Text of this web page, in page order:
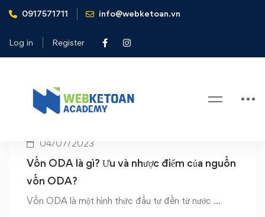
0917571711 info@webketoan.vn
Log in Register
Home vốn oda
Tag: vốn oda
04/07/2023
Vốn ODA là gì? Ưu và nhược điểm của nguồn
vốn ODA?
Vốn ODA là một hình thức đầu tư đến từ nước …